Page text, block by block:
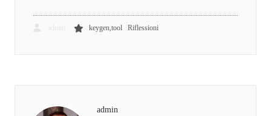
keygen,tool Riflessioni
admin